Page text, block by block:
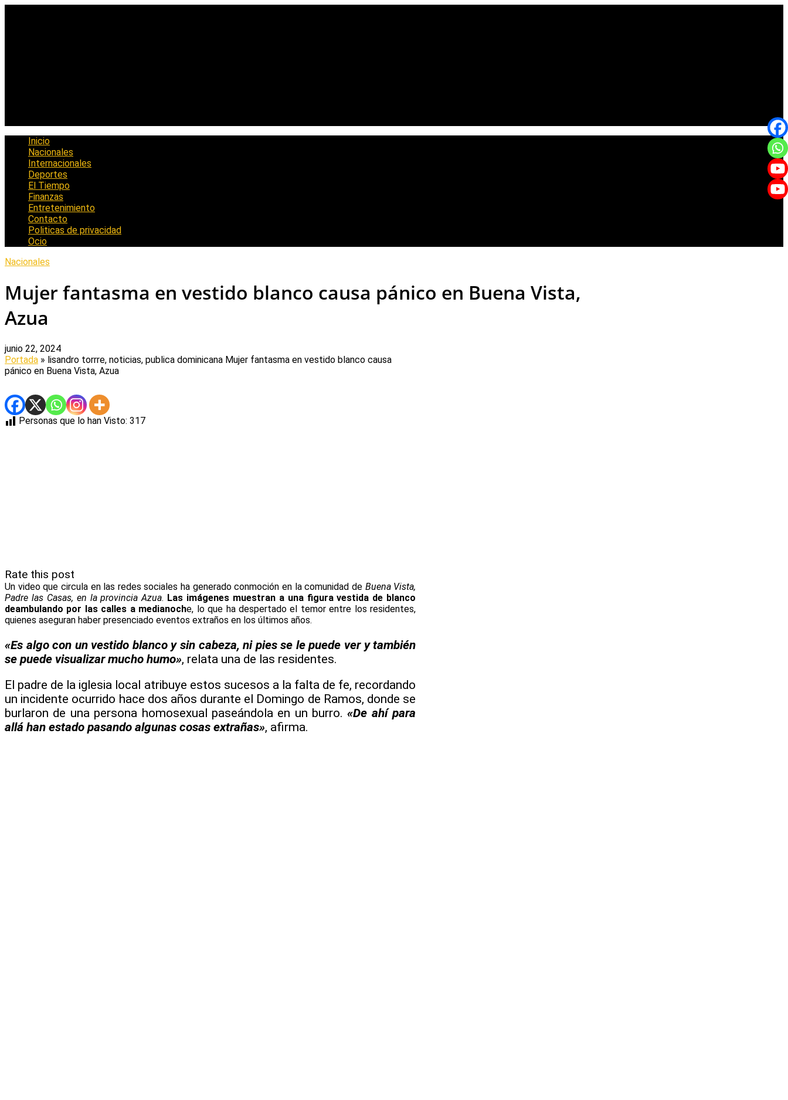
Inicio
Nacionales
Internacionales
Deportes
El Tiempo
Finanzas
Entretenimiento
Contacto
Politicas de privacidad
Ocio
Nacionales
Mujer fantasma en vestido blanco causa pánico en Buena Vista,
Azua
junio 22, 2024
Portada » lisandro torrre, noticias, publica dominicana Mujer fantasma en vestido blanco causa
pánico en Buena Vista, Azua
Personas que lo han Visto: 317
Rate this post
Un video que circula en las redes sociales ha generado conmoción en la comunidad de Buena Vista,
Padre las Casas, en la provincia Azua. Las imágenes muestran a una figura vestida de blanco
deambulando por las calles a medianoche, lo que ha despertado el temor entre los residentes,
quienes aseguran haber presenciado eventos extraños en los últimos años.
«Es algo con un vestido blanco y sin cabeza, ni pies se le puede ver y también
se puede visualizar mucho humo», relata una de las residentes.
El padre de la iglesia local atribuye estos sucesos a la falta de fe, recordando
un incidente ocurrido hace dos años durante el Domingo de Ramos, donde se
burlaron de una persona homosexual paseándola en un burro.«De ahí para
allá han estado pasando algunas cosas extrañas», afirma.